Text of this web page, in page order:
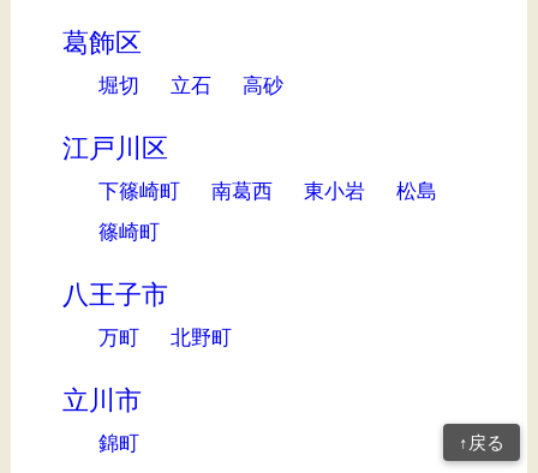
葛飾区
堀切 立石 高砂
江戸川区
下篠崎町 南葛西 東小岩
松島
篠崎町
八王子市
万町 北野町
立川市
錦町 ↑戻る